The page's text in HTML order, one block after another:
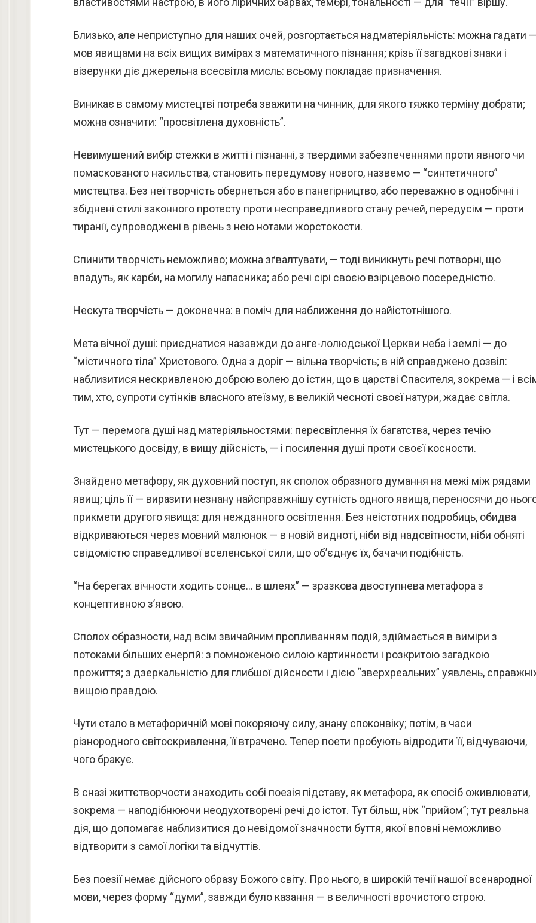
Близько, але неприступно для наших очей, розгортається надматеріяльність: можна гадати
мов явищами на всіх вищих вимірах з математичного пізнання; крізь її загадкові знаки і
візерунки діє джерельна всесвітла мисль: всьому покладає призначення.
Виникає в самому мистецтві потреба зважити на чинник, для якого тяжко терміну добрати;
можна означити: “просвітлена духовність”.
Невимушений вибір стежки в житті і пізнанні, з твердими забезпеченнями проти явного чи
помаскованого насильства, становить передумову нового, назвемо — “синтетичного”
мистецтва. Без неї творчість обернеться або в панегірництво, або переважно в однобічні і
збіднені стилі законного протесту проти несправедливого стану речей, передусім — проти
тиранії, супроводжені в рівень з нею нотами жорстокости.
Спинити творчість неможливо; можна зґвалтувати, — тоді виникнуть речі потворні, що
впадуть, як карби, на могилу напасника; або речі сірі своєю взірцевою посередністю.
Нескута творчість — доконечна: в поміч для наближення до найістотнішого.
Мета вічної душі: приєднатися назавжди до анге-лолюдської Церкви неба і землі — до
“містичного тіла” Христового. Одна з доріг — вільна творчість; в ній справджено дозвіл:
наблизитися нескривленою доброю волею до істин, що в царстві Спасителя, зокрема — і
тим, хто, супроти сутінків власного атеїзму, в великій чесноті своєї натури, жадає світла.
Тут — перемога душі над матеріяльностями: пересвітлення їх багатства, через течію
мистецького досвіду, в вищу дійсність, — і посилення душі проти своєї косности.
Знайдено метафору, як духовний поступ, як сполох образного думання на межі між рядами
явищ; ціль її — виразити незнану найсправжнішу сутність одного явища, переносячи до
прикмети другого явища: для нежданного освітлення. Без неістотних подробиць, обидва
відкриваються через мовний малюнок — в новій видноті, ніби від надсвітности, ніби обняті
свідомістю справедливої вселенської сили, що об’єднує їх, бачачи подібність.
“На берегах вічности ходить сонце… в шлеях” — зразкова двоступнева метафора з
концептивною з’явою.
Сполох образности, над всім звичайним пропливанням подій, здіймається в виміри з
потоками більших енергій: з помноженою силою картинности і розкритою загадкою
прожиття; з дзеркальністю для глибшої дійсности і дією “зверхреальних” уявлень,
вищою правдою.
Чути стало в метафоричній мові покоряючу силу, знану споконвіку; потім, в часи
різнородного світоскривлення, її втрачено. Тепер поети пробують відродити її, відчуваючи,
чого бракує.
В сназі життєтворчости знаходить собі поезія підставу, як метафора, як спосіб оживлювати,
зокрема — наподібнюючи неодухотворені речі до істот. Тут більш, ніж “прийом”; тут реальна
дія, що допомагає наблизитися до невідомої значности буття, якої вповні неможливо
відтворити з самої логіки та відчуттів.
Без поезії немає дійсного образу Божого світу. Про нього, в широкій течії нашої всенародної
мови, через форму “думи”, завжди було казання — в величності врочистого строю.